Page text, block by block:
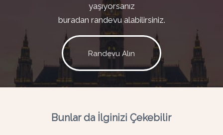
yaşıyorsanız
buradan randevu alabilirsiniz.
Randevu Alın
Bunlar da İlginizi Çekebilir